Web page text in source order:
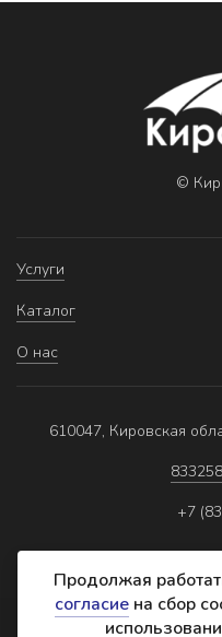
©
Услуги
Каталог
О нас
610047, Кировская
+7
Политика
Продолжая
согласие на сбор